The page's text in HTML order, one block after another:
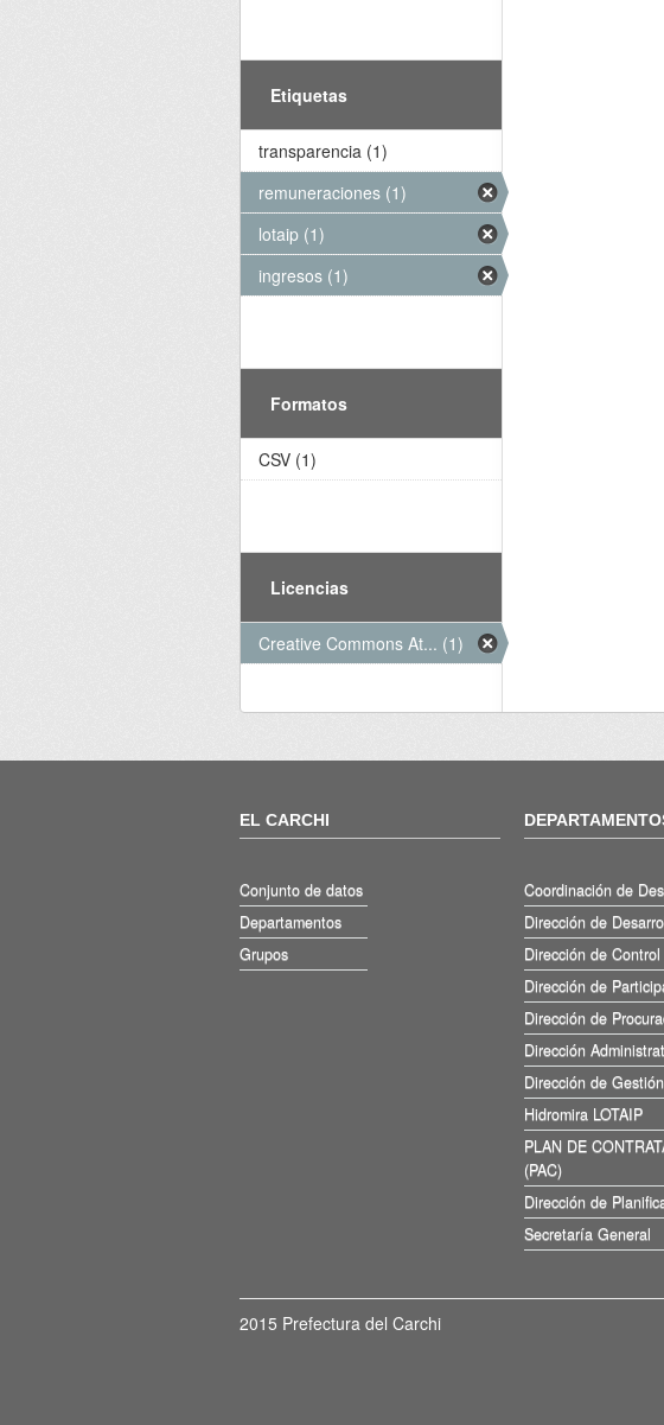
Etiquetas
transparencia (1)
remuneraciones (1)
lotaip (1)
ingresos (1)
Formatos
CSV (1)
Licencias
Creative Commons At... (1)
EL CARCHI
Conjunto de datos
Departamentos
Grupos
Coordinación de
Dirección de
Dirección de
Dirección de
Dirección de
Dirección
Dirección de
Hidromira LOTAIP
PLAN DE
(PAC)
Dirección de
Secretaría General
2015 Prefectura del Carchi